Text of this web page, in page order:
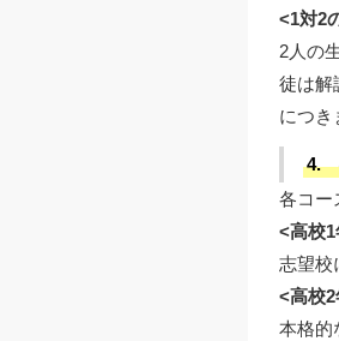
<1対2
2人の
徒は解
につき
4.
各コー
<高校
志望校
<高校
本格的